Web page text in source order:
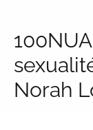
contenu
Norah